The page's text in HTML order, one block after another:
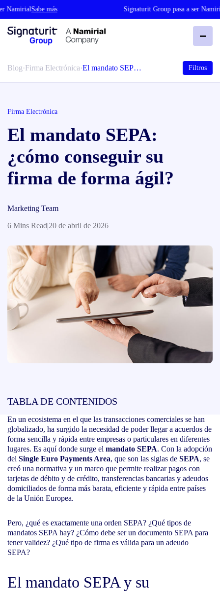
Sabe más Signaturit Group pasa a ser Namirial
Blog·Firma Electrónica·El mandato SEP… Filtros
Firma Electrónica
El mandato SEPA:
¿cómo conseguir su
firma de forma ágil?
Marketing Team
6 Mins Read|20 de abril de 2026
TABLA DE CONTENIDOS
En un ecosistema en el que las transacciones comerciales se han
globalizado, ha surgido la necesidad de poder llegar a acuerdos de
forma sencilla y rápida entre empresas o particulares en diferentes
lugares. Es aquí donde surge el mandato SEPA. Con la adopción
del Single Euro Payments Area, que son las siglas de SEPA, se
creó una normativa y un marco que permite realizar pagos con
tarjetas de débito y de crédito, transferencias bancarias y adeudos
domiciliados de forma más barata, eficiente y rápida entre países
de la Unión Europea.
Pero, ¿qué es exactamente una orden SEPA? ¿Qué tipos de
mandatos SEPA hay? ¿Cómo debe ser un documento SEPA para
tener validez? ¿Qué tipo de firma es válida para un adeudo
SEPA?
El mandato SEPA y su